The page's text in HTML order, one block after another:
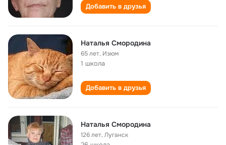
Добавить в друзья
Наталья Смородина
65 лет, Изюм
1 школа
Добавить в друзья
Наталья Смородина
126 лет,Луганск